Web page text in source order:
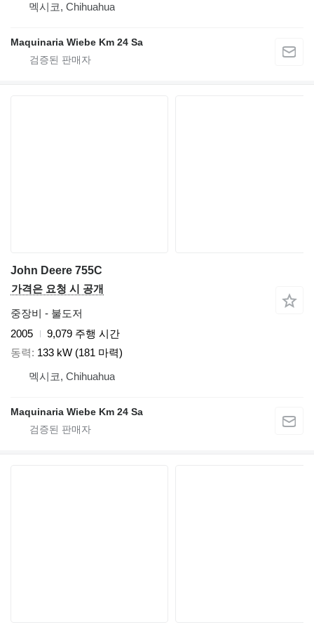
멕시코, Chihuahua
Maquinaria Wiebe Km 24 Sa
John Deere 755C
가격은 요청 시 공개
중장비 - 불도저
2005
9,079 주행 시간
동력
133 kW (181 마력)
멕시코, Chihuahua
Maquinaria Wiebe Km 24 Sa